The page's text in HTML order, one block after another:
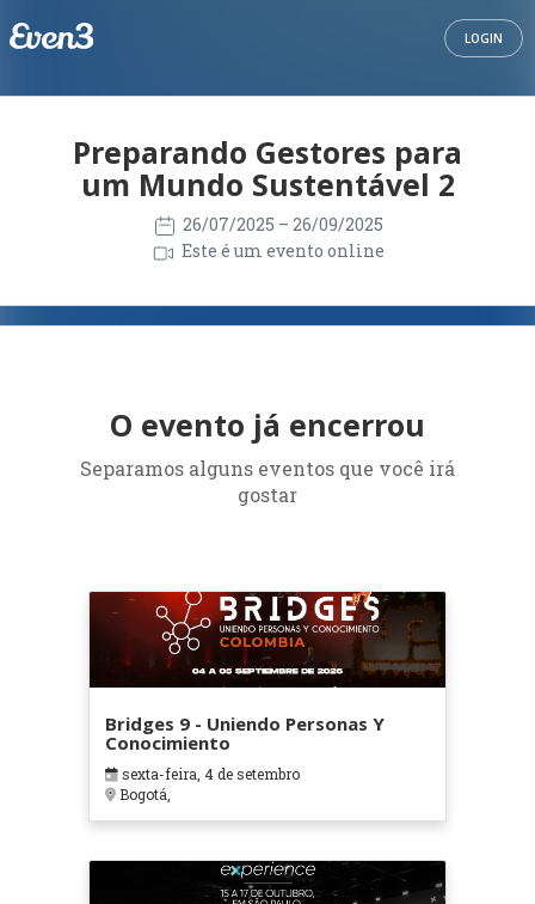
LOGIN
Preparando Gestores para
um Mundo Sustentável 2
26/07/2025 – 26/09/2025
Este é um evento online
O evento já encerrou
Separamos alguns eventos que você irá
gostar
Bridges 9 - Uniendo Personas Y
Conocimiento
sexta-feira, 4 de setembro
Bogotá,